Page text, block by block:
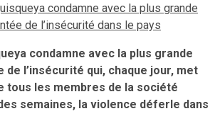
condamne avec la plus grande
de l’insécurité dans le pays
condamne avec la plus grande
l’insécurité qui, chaque jour, met
tous les membres de la société
semaines, la violence déferle dans